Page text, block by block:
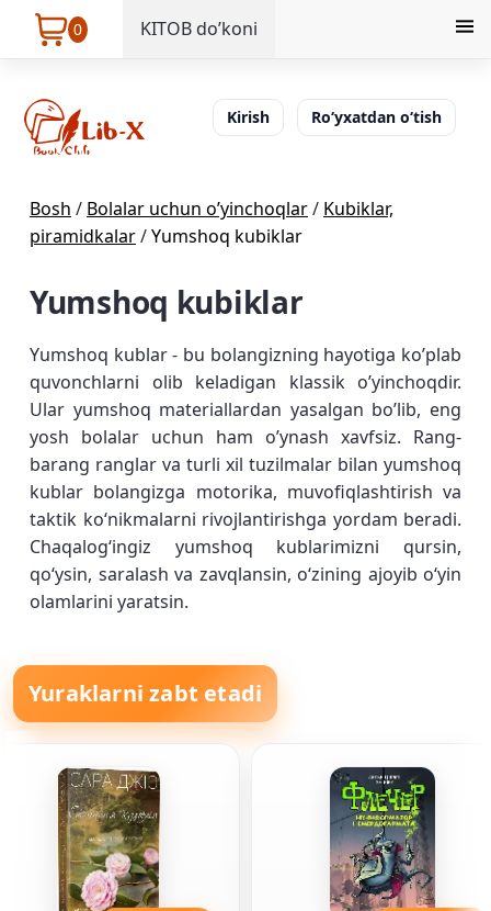
0 KITOB do’koni
Kirish Ro‘yxatdan o‘tish
Bosh / Bolalar uchun o’yinchoqlar/ Kubiklar,
piramidkalar/Yumshoq kubiklar
Yumshoq kubiklar
Yumshoq kublar - bu bolangizning hayotiga ko’plab
quvonchlarni olib keladigan klassik o’yinchoqdir.
Ular yumshoq materiallardan yasalgan bo’lib, eng
yosh bolalar uchun ham o’ynash xavfsiz. Rang-
barang ranglar va turli xil tuzilmalar bilan yumshoq
kublar bolangizga motorika, muvofiqlashtirish va
taktik koʻnikmalarni rivojlantirishga yordam beradi.
Chaqalogʻingiz yumshoq kublarimizni qursin,
qoʻysin, saralash va zavqlansin, oʻzining ajoyib oʻyin
olamlarini yaratsin.
Yuraklarni zabt etadi